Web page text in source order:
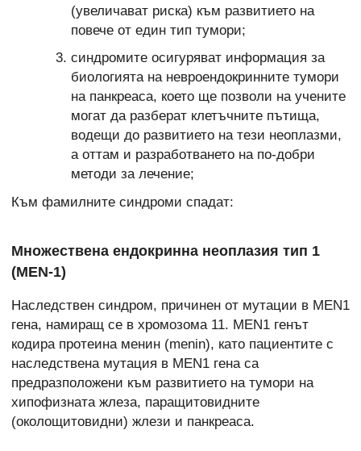
(увеличават риска) към развитието на
повече от един тип тумори;
синдромите осигуряват информация за
биологията на невроендокринните тумори
на панкреаса, което ще позволи на учените
могат да разберат клетъчните пътища,
водещи до развитието на тези неоплазми,
а оттам и разработването на по-добри
методи за лечение;
Към фамилните синдроми спадат:
Множествена ендокринна неоплазия тип 1
(MEN-1)
Наследствен синдром, причинен от мутации в MEN1
гена, намиращ се в хромозома 11. MEN1 генът
кодира протеина менин (menin), като пациентите с
наследствена мутация в MEN1 гена са
предразположени към развитието на тумори на
хипофизната жлеза, паращитовидните
(околощитовидни) жлези и панкреаса.